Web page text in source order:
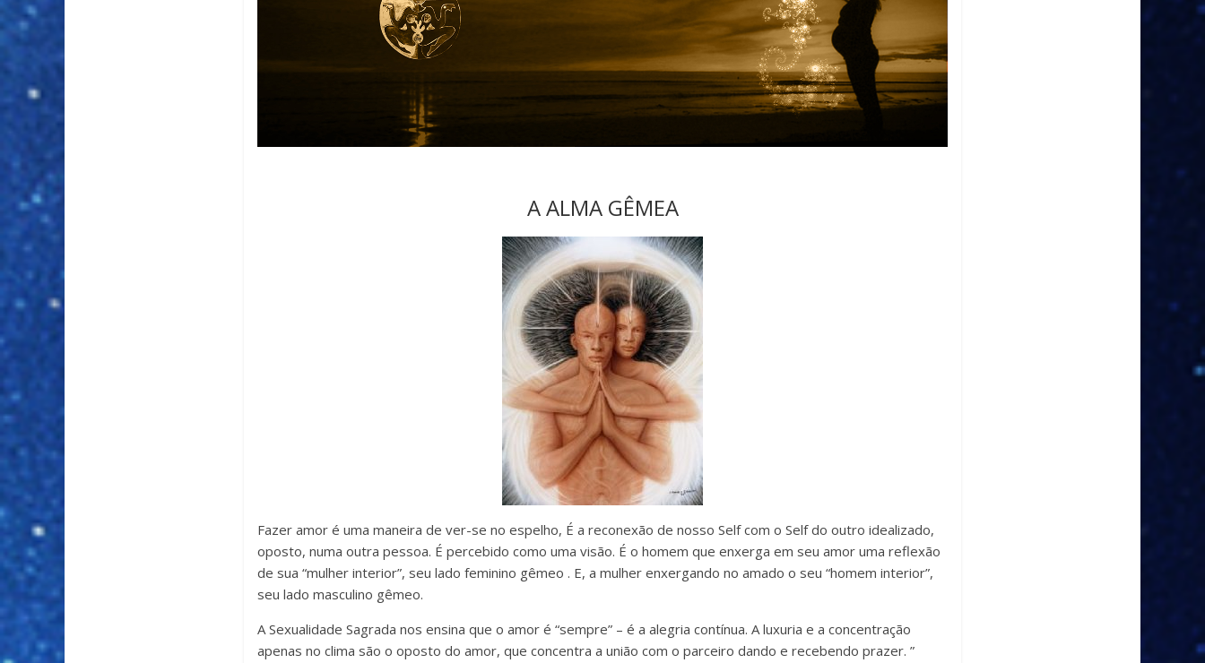
A ALMA GÊMEA
Fazer amor é uma maneira de ver-se no espelho, É a reconexão de nosso Self com o Self do outro idealizado,
oposto, numa outra pessoa. É percebido como uma visão. É o homem que enxerga em seu amor uma reflexão
de sua “mulher interior”, seu lado feminino gêmeo . E, a mulher enxergando no amado o seu “homem interior”,
seu lado masculino gêmeo.
A Sexualidade Sagrada nos ensina que o amor é “sempre” – é a alegria contínua. A luxuria e a concentração
apenas no clima são o oposto do amor, que concentra a união com o parceiro dando e recebendo prazer. ”